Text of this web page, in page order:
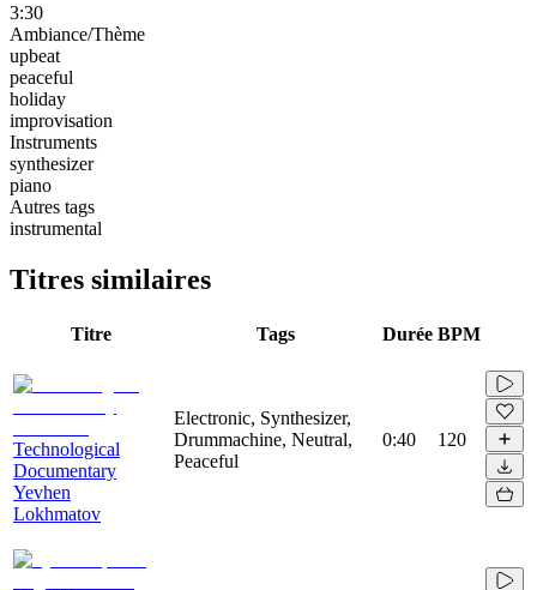
3:30
Ambiance/Thème
upbeat
peaceful
holiday
improvisation
Instruments
synthesizer
piano
Autres tags
instrumental
Titres similaires
Titre Tags Durée BPM
Technological
Documentary
Yevhen
Lokhmatov
Electronic, Synthesizer,
Drummachine, Neutral,
Peaceful
0:40 120